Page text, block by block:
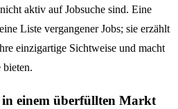
aktiv auf Jobsuche sind. Eine
Liste vergangener Jobs; sie erzählt
einzigartige Sichtweise und macht
in einem überfüllten Markt